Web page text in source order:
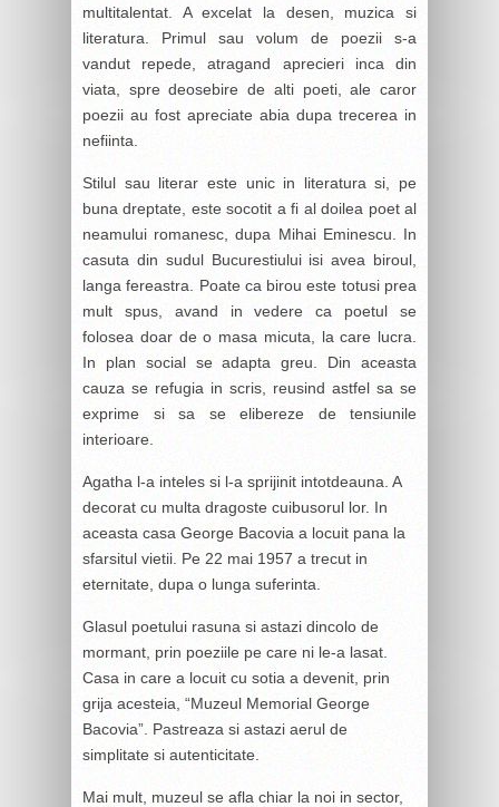
multitalentat. A excelat la desen, muzica si
literatura. Primul sau volum de poezii s-a
vandut repede, atragand aprecieri inca din
viata, spre deosebire de alti poeti, ale caror
poezii au fost apreciate abia dupa trecerea in
nefiinta.
Stilul sau literar este unic in literatura si, pe
buna dreptate, este socotit a fi al doilea poet al
neamului romanesc, dupa Mihai Eminescu. In
casuta din sudul Bucurestiului isi avea biroul,
langa fereastra. Poate ca birou este totusi prea
mult spus, avand in vedere ca poetul se
folosea doar de o masa micuta, la care lucra.
In plan social se adapta greu. Din aceasta
cauza se refugia in scris, reusind astfel sa se
exprime si sa se elibereze de tensiunile
interioare.
Agatha l-a inteles si l-a sprijinit intotdeauna. A
decorat cu multa dragoste cuibusorul lor. In
aceasta casa George Bacovia a locuit pana la
sfarsitul vietii. Pe 22 mai 1957 a trecut in
eternitate, dupa o lunga suferinta.
Glasul poetului rasuna si astazi dincolo de
mormant, prin poeziile pe care ni le-a lasat.
Casa in care a locuit cu sotia a devenit, prin
grija acesteia, “Muzeul Memorial George
Bacovia”. Pastreaza si astazi aerul de
simplitate si autenticitate.
Mai mult, muzeul se afla chiar la noi in sector,